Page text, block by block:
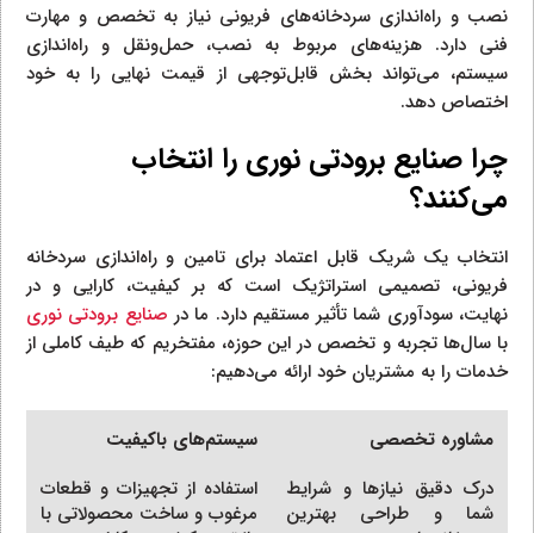
نصب و راه‌اندازی سردخانه‌های فریونی نیاز به تخصص و مهارت
فنی دارد. هزینه‌های مربوط به نصب، حمل‌ونقل و راه‌اندازی
سیستم، می‌تواند بخش قابل‌توجهی از قیمت نهایی را به خود
اختصاص دهد.
چرا صنایع برودتی نوری را انتخاب
می‌کنند؟
انتخاب یک شریک قابل اعتماد برای تامین و راه‌اندازی سردخانه
فریونی، تصمیمی استراتژیک است که بر کیفیت، کارایی و در
نهایت، سودآوری شما تأثیر مستقیم دارد. ما در صنایع برودتی نوری
با سال‌ها تجربه و تخصص در این حوزه، مفتخریم که طیف کاملی از
خدمات را به مشتریان خود ارائه می‌دهیم:
مشاوره تخصصی
درک دقیق نیازها و شرایط
شما و طراحی بهترین
سیستم‌های باکیفیت
استفاده از تجهیزات و قطعات
مرغوب و ساخت محصولاتی با